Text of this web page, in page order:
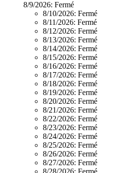
8/9/2026: Fermé
8/10/2026: Fermé
8/11/2026: Fermé
8/12/2026: Fermé
8/13/2026: Fermé
8/14/2026: Fermé
8/15/2026: Fermé
8/16/2026: Fermé
8/17/2026: Fermé
8/18/2026: Fermé
8/19/2026: Fermé
8/20/2026: Fermé
8/21/2026: Fermé
8/22/2026: Fermé
8/23/2026: Fermé
8/24/2026: Fermé
8/25/2026: Fermé
8/26/2026: Fermé
8/27/2026: Fermé